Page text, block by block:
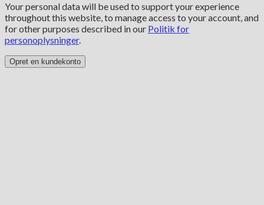
Your personal data will be used to support your experience
throughout this website, to manage access to your account, and
for other purposes described in our Politik for
personoplysninger.
Opret en kundekonto